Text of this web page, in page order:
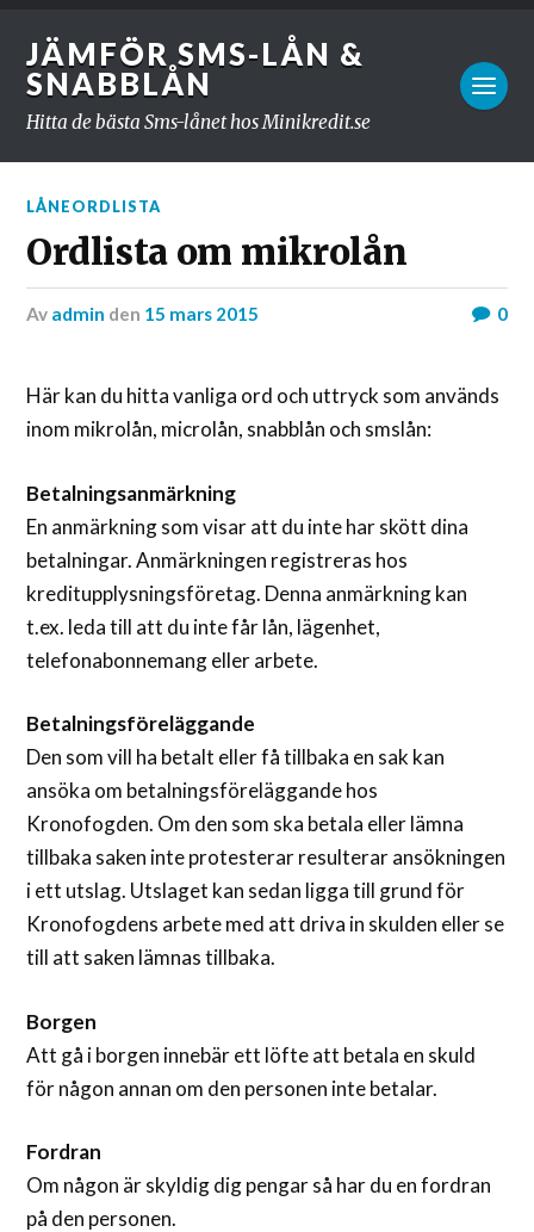
JÄMFÖR SMS-LÅN &
SNABBLÅN
Hitta de bästa Sms-lånet hos Minikredit.se
LÅNEORDLISTA
Ordlista om mikrolån
av admin den 15 mars 2015 0
Här kan du hitta vanliga ord och uttryck som används
inom mikrolån, microlån, snabblån och smslån:
Betalningsanmärkning
En anmärkning som visar att du inte har skött dina
betalningar. Anmärkningen registreras hos
kreditupplysningsföretag. Denna anmärkning kan
t.ex. leda till att du inte får lån, lägenhet,
telefonabonnemang eller arbete.
Betalningsföreläggande
Den som vill ha betalt eller få tillbaka en sak kan
ansöka om betalningsföreläggande hos
Kronofogden. Om den som ska betala eller lämna
tillbaka saken inte protesterar resulterar ansökningen
i ett utslag. Utslaget kan sedan ligga till grund för
Kronofogdens arbete med att driva in skulden eller se
till att saken lämnas tillbaka.
Borgen
Att gå i borgen innebär ett löfte att betala en skuld
för någon annan om den personen inte betalar.
Fordran
Om någon är skyldig dig pengar så har du en fordran
på den personen.